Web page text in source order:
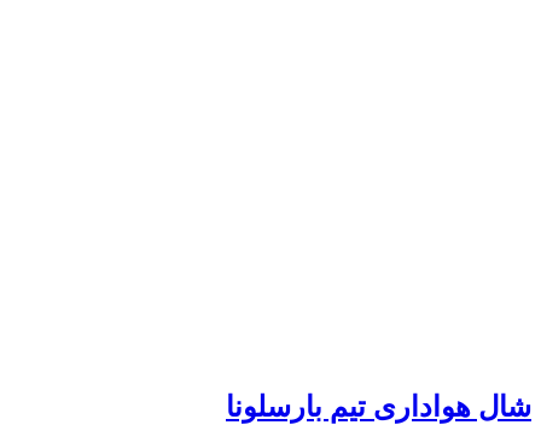
شال هواداری تیم بارسلونا